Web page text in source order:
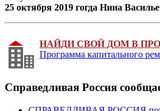
25 октября 2019 гогда Нина
НАЙДИ СВОЙ ДОМ В
Программа капитального
Справедливая Россия